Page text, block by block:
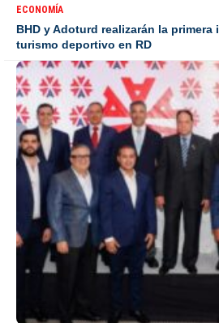
ECONOMÍA
BHD y Adoturd realizarán la
turismo deportivo en RD